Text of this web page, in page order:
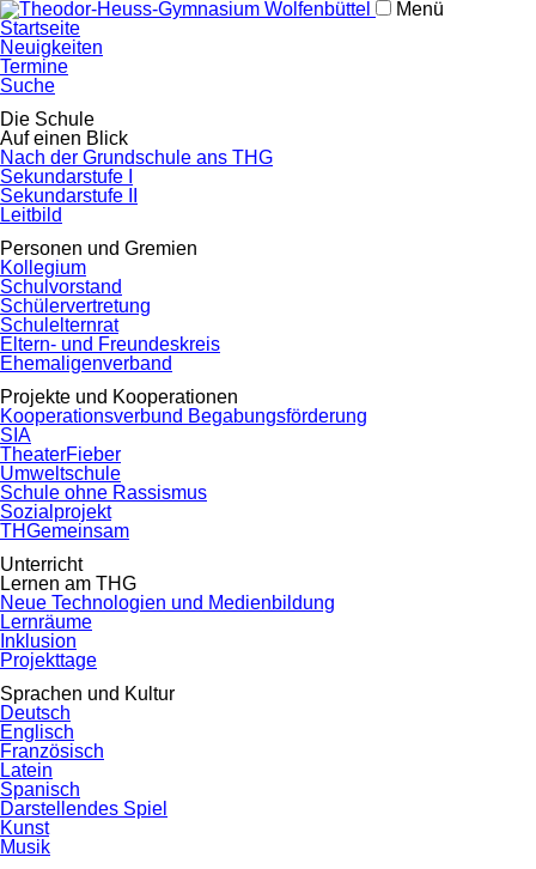
Menü
Navigation
überspringen
Startseite
Neuigkeiten
Termine
Suche
Navigation
überspringen
Die Schule
Auf einen Blick
Nach der Grundschule ans THG
Sekundarstufe I
Sekundarstufe II
Leitbild
Personen und Gremien
Kollegium
Schulvorstand
Schülervertretung
Schulelternrat
Eltern- und Freundeskreis
Ehemaligenverband
Projekte und Kooperationen
Kooperationsverbund Begabungsförderung
SIA
TheaterFieber
Umweltschule
Schule ohne Rassismus
Sozialprojekt
THGemeinsam
Unterricht
Lernen am THG
Neue Technologien und Medienbildung
Lernräume
Inklusion
Projekttage
Sprachen und Kultur
Deutsch
Englisch
Französisch
Latein
Spanisch
Darstellendes Spiel
Kunst
Musik